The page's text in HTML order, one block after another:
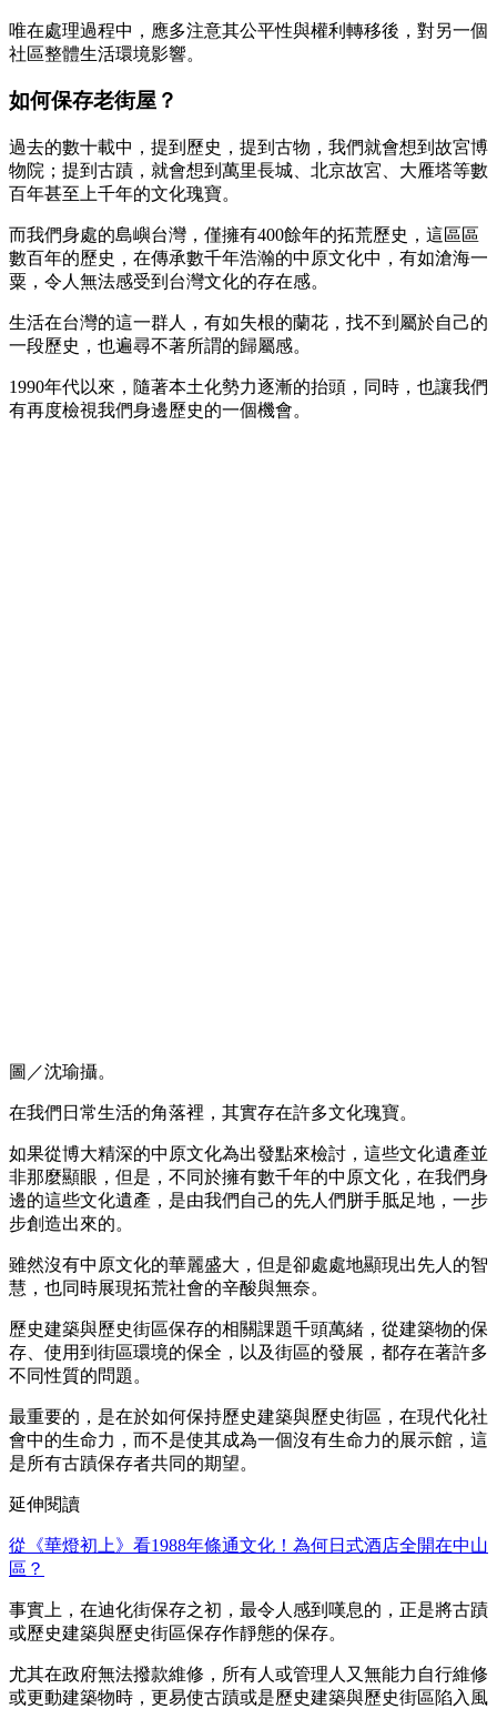
唯在處理過程中，應多注意其公平性與權利轉移後，對另一個
社區整體生活環境影響。
如何保存老街屋？
過去的數十載中，提到歷史，提到古物，我們就會想到故宮博
物院；提到古蹟，就會想到萬里長城、北京故宮、大雁塔等數
百年甚至上千年的文化瑰寶。
而我們身處的島嶼台灣，僅擁有400餘年的拓荒歷史，這區區
數百年的歷史，在傳承數千年浩瀚的中原文化中，有如滄海一
粟，令人無法感受到台灣文化的存在感。
生活在台灣的這一群人，有如失根的蘭花，找不到屬於自己的
一段歷史，也遍尋不著所謂的歸屬感。
1990年代以來，隨著本土化勢力逐漸的抬頭，同時，也讓我們
有再度檢視我們身邊歷史的一個機會。
圖／沈瑜攝。
在我們日常生活的角落裡，其實存在許多文化瑰寶。
如果從博大精深的中原文化為出發點來檢討，這些文化遺產並
非那麼顯眼，但是，不同於擁有數千年的中原文化，在我們身
邊的這些文化遺產，是由我們自己的先人們胼手胝足地，一步
步創造出來的。
雖然沒有中原文化的華麗盛大，但是卻處處地顯現出先人的智
慧，也同時展現拓荒社會的辛酸與無奈。
歷史建築與歷史街區保存的相關課題千頭萬緒，從建築物的保
存、使用到街區環境的保全，以及街區的發展，都存在著許多
不同性質的問題。
最重要的，是在於如何保持歷史建築與歷史街區，在現代化社
會中的生命力，而不是使其成為一個沒有生命力的展示館，這
是所有古蹟保存者共同的期望。
延伸閱讀
從《華燈初上》看1988年條通文化！為何日式酒店全開在中山
區？
事實上，在迪化街保存之初，最令人感到嘆息的，正是將古蹟
或歷史建築與歷史街區保存作靜態的保存。
尤其在政府無法撥款維修，所有人或管理人又無能力自行維修
或更動建築物時，更易使古蹟或是歷史建築與歷史街區陷入風